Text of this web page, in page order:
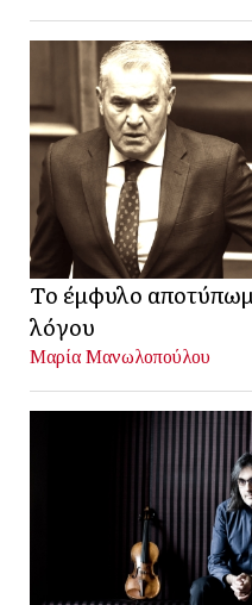
Το έμφυλο
λόγου
Μαρία Μανωλοπούλου